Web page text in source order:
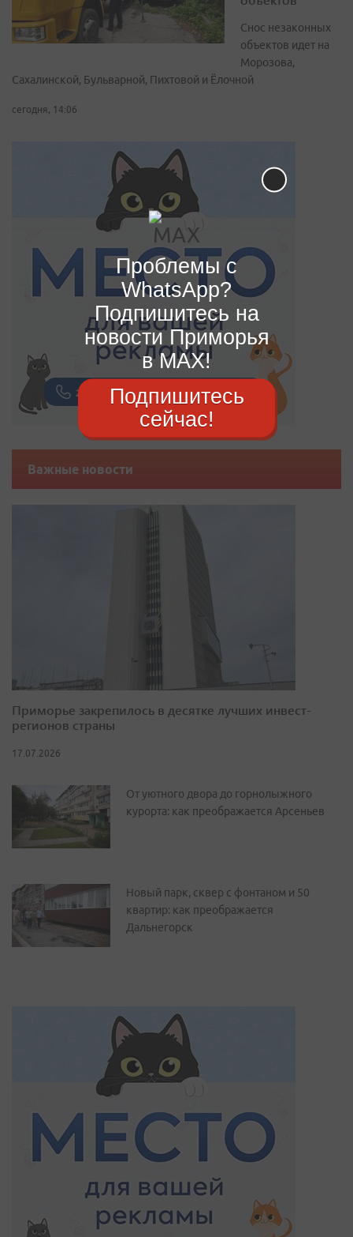
Снос незаконных
объектов идет на
Морозова,
Сахалинской, Бульварной, Пихтовой и Ёлочной
сегодня, 14:06
Важные новости
Приморье закрепилось в десятке лучших инвест-
регионов страны
17.07.2026
От уютного двора до горнолыжного
курорта: как преображается Арсеньев
Новый парк, сквер с фонтаном и 50
квартир: как преображается
Дальнегорск
Проблемы с
WhatsApp?
Подпишитесь на
новости Приморья
в MAX!
Подпишитесь
сейчас!